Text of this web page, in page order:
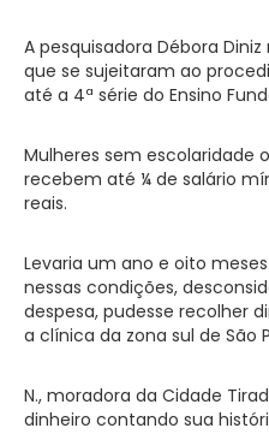
A pesquisadora Débora
que se sujeitaram ao
até a 4ª série do Ensino
Mulheres sem
recebem até ¼ de salário
reais.
Levaria um ano e oito
nessas condições,
despesa, pudesse recolher
a clínica da zona sul de São
N., moradora da Cidade
dinheiro contando sua